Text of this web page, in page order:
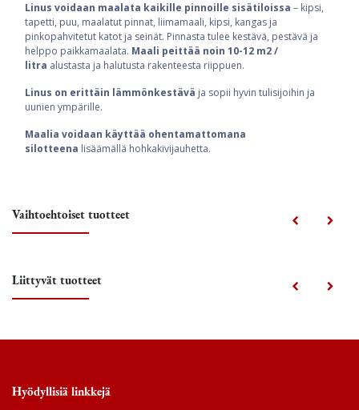
Linus voidaan maalata kaikille pinnoille sisätiloissa – kipsi,
tapetti, puu, maalatut pinnat, liimamaali, kipsi, kangas ja
pinkopahvitetut katot ja seinät. Pinnasta tulee kestävä, pestävä ja
helppo paikkamaalata. Maali peittää noin 10-12 m2 /
litra alustasta ja halutusta rakenteesta riippuen.
Linus on erittäin lämmönkestävä ja sopii hyvin tulisijoihin ja
uunien ympärille.
Maalia voidaan käyttää ohentamattomana
silotteena lisäämällä hohkakivijauhetta.
Vaihtoehtoiset tuotteet
Liittyvät tuotteet
Hyödyllisiä linkkejä